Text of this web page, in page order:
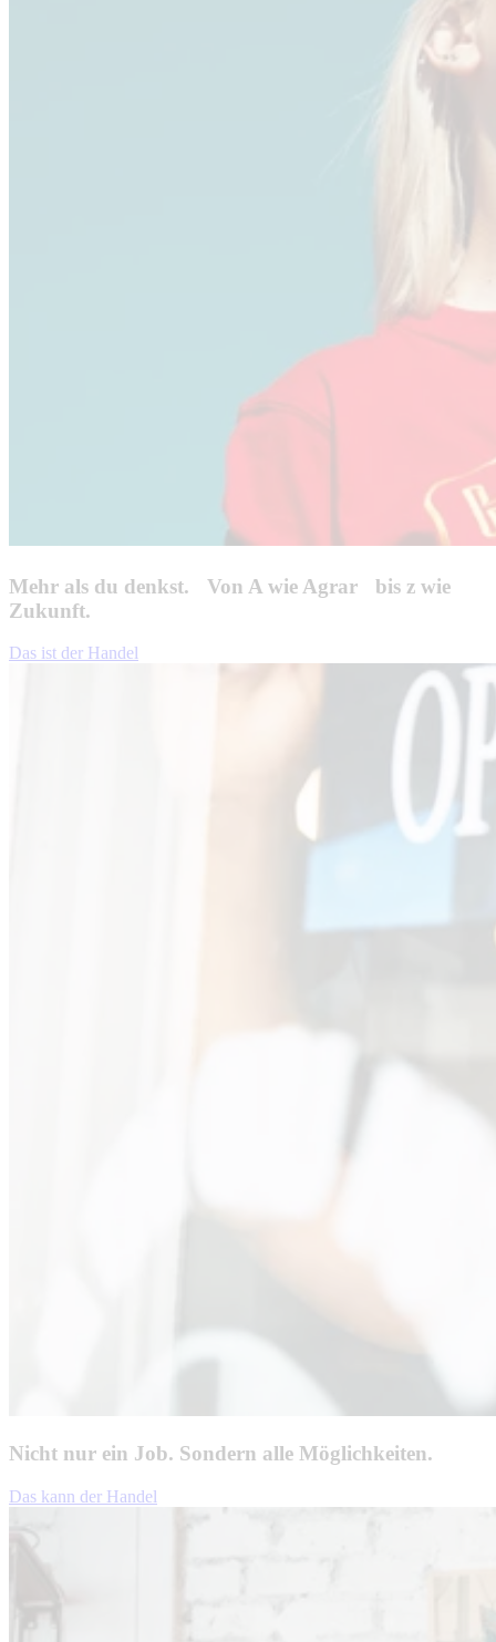
Mehr als du denkst. Von A wie Agrar bis z wie
Zukunft.
Das ist der Handel
Nicht nur ein Job. Sondern alle Möglichkeiten.
Das kann der Handel